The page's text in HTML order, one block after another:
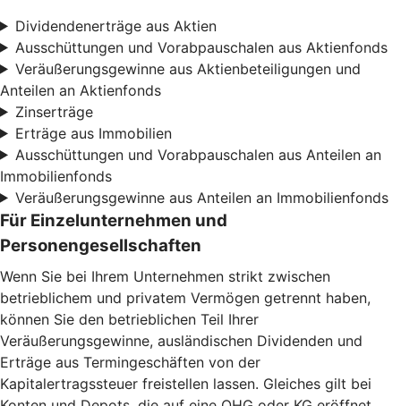
Dividendenerträge aus Aktien
Ausschüttungen und Vorabpauschalen aus Aktienfonds
Veräußerungsgewinne aus Aktienbeteiligungen und
Anteilen an Aktienfonds
Zinserträge
Erträge aus Immobilien
Ausschüttungen und Vorabpauschalen aus Anteilen an
Immobilienfonds
Veräußerungsgewinne aus Anteilen an Immobilienfonds
Für Einzelunternehmen und
Personengesellschaften
Wenn Sie bei Ihrem Unternehmen strikt zwischen
betrieblichem und privatem Vermögen getrennt haben,
können Sie den betrieblichen Teil Ihrer
Veräußerungsgewinne, ausländischen Dividenden und
Erträge aus Termingeschäften von der
Kapitalertragssteuer freistellen lassen. Gleiches gilt bei